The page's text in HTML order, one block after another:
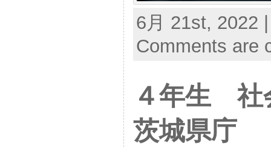
6月 21st, 2022
Comments are
４年生
茨城県庁